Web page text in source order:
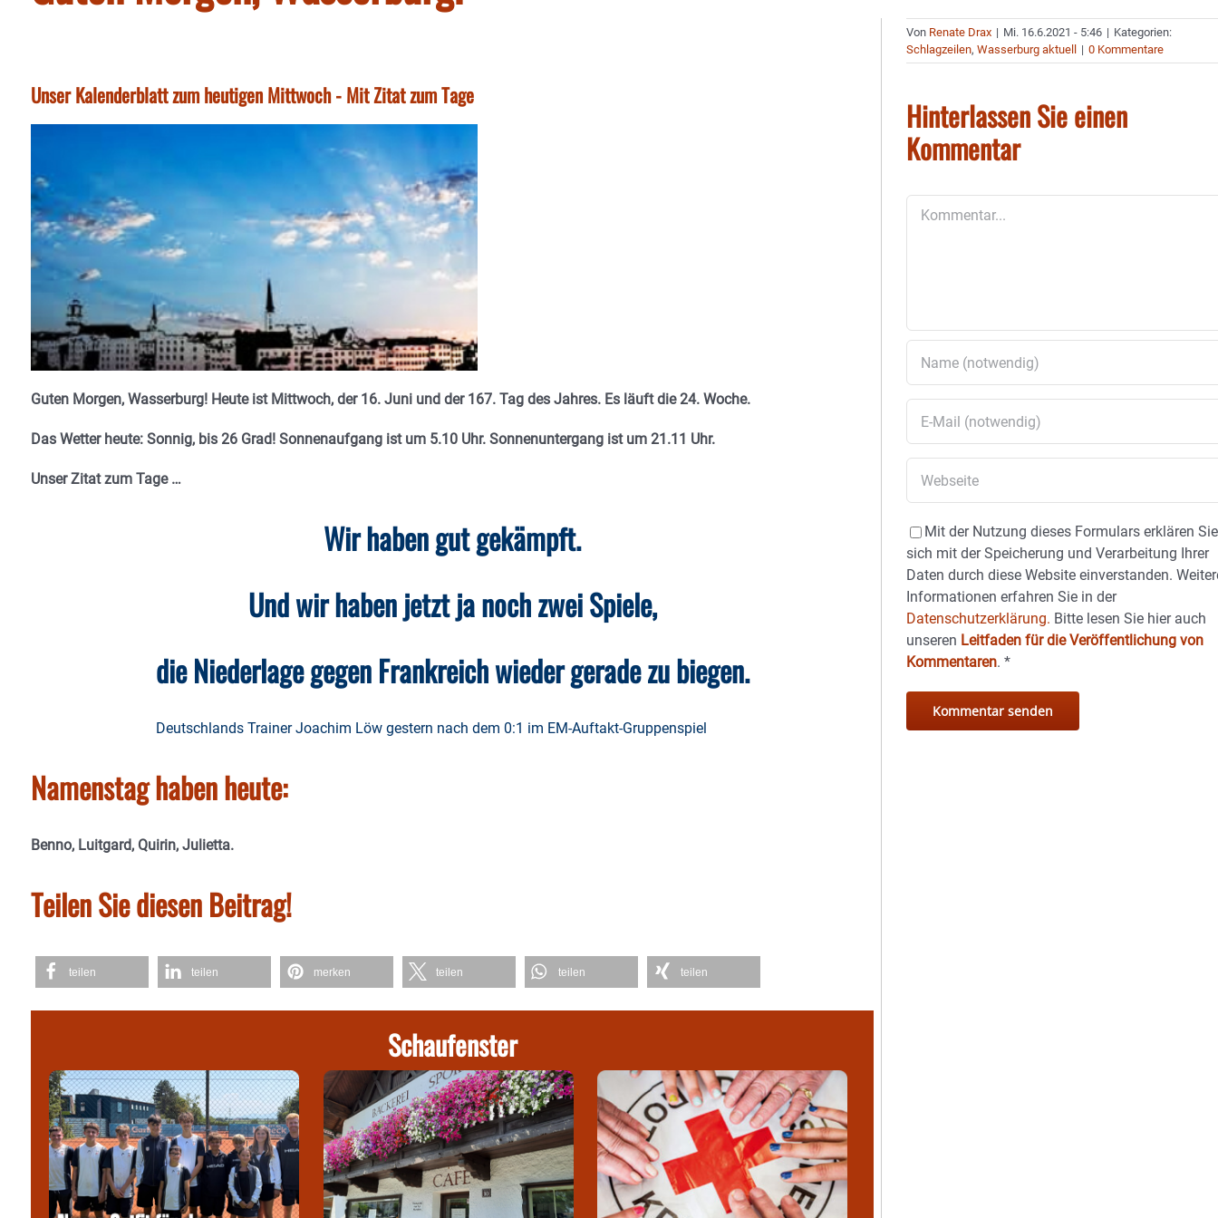
Unser Kalenderblatt zum heutigen Mittwoch - Mit Zitat zum Tage
Guten Morgen, Wasserburg! Heute ist Mittwoch, der 16. Juni und der 167. Tag des Jahres. Es läuft die 24. Woche.
Das Wetter heute: Sonnig, bis 26 Grad! Sonnenaufgang ist um 5.10 Uhr. Sonnenuntergang ist um 21.11 Uhr.
Unser Zitat zum Tage …
Wir haben gut gekämpft.
Und wir haben jetzt ja noch zwei Spiele,
die Niederlage gegen Frankreich wieder gerade zu biegen.
Deutschlands Trainer Joachim Löw gestern nach dem 0:1 im EM-Auftakt-Gruppenspiel
Namenstag haben heute:
Benno, Luitgard, Quirin, Julietta.
Teilen Sie diesen Beitrag!
teilen teilen merken teilen teilen teilen
Schaufenster
Von Renate Drax | Mi. 16.6.2021 - 5:46 | Kategorien:
Schlagzeilen,Wasserburg aktuell | 0 Kommentare
Hinterlassen Sie einen
Kommentar
Mit der Nutzung dieses Formulars erklären Sie
sich mit der Speicherung und Verarbeitung Ihrer
Daten durch diese Website einverstanden.
Informationen erfahren Sie in der
Datenschutzerklärung. Bitte lesen Sie hier auch
unseren Leitfaden für die Veröffentlichung von
Kommentaren.*